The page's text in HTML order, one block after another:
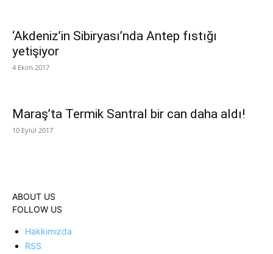
‘Akdeniz’in Sibiryası’nda Antep fıstığı
yetişiyor
4 Ekim 2017
Maraş’ta Termik Santral bir can daha aldı!
10 Eylül 2017
ABOUT US
FOLLOW US
Hakkımızda
RSS